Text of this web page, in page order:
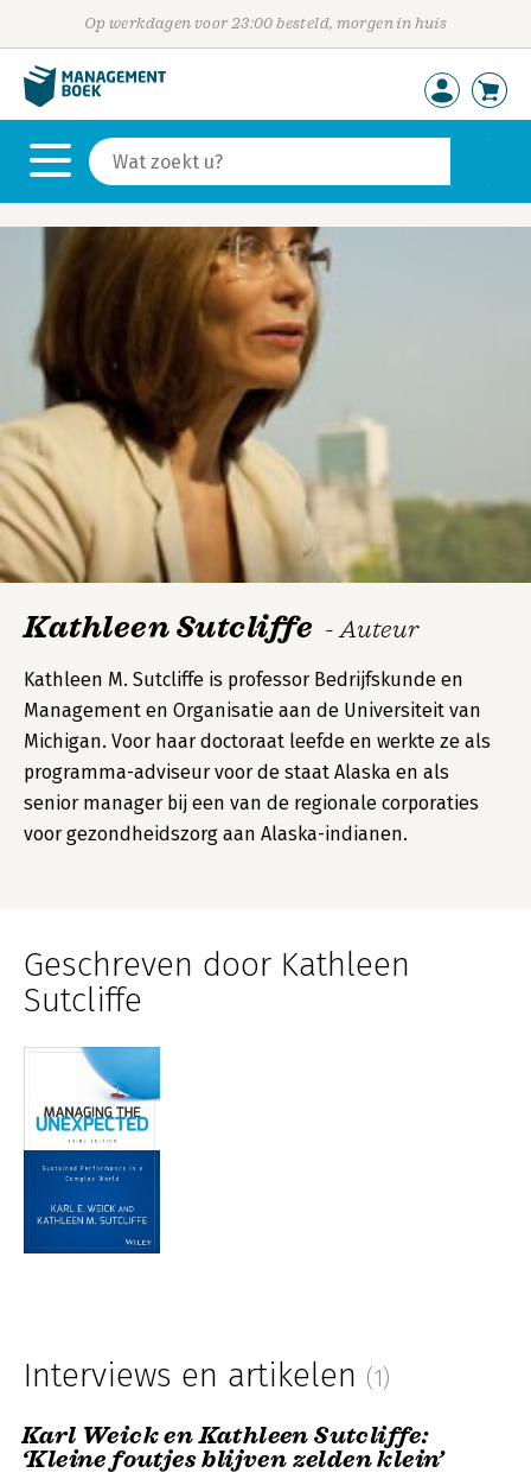
Op werkdagen voor 23:00 besteld, morgen in huis
Kathleen Sutcliffe - Auteur
Kathleen M. Sutcliffe is professor Bedrijfskunde en
Management en Organisatie aan de Universiteit van
Michigan. Voor haar doctoraat leefde en werkte ze als
programma-adviseur voor de staat Alaska en als
senior manager bij een van de regionale corporaties
voor gezondheidszorg aan Alaska-indianen.
Geschreven door Kathleen
Sutcliffe
Interviews en artikelen (1)
Karl Weick en Kathleen Sutcliffe:
‘Kleine foutjes blijven zelden klein’